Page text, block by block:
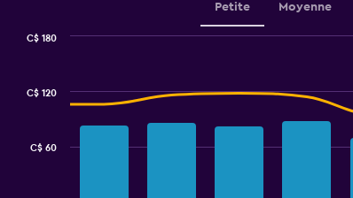
Petite Moyenne
C$ 60
C$ 120
C$ 180